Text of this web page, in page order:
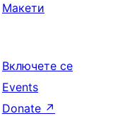
Макети
Включете се
Events
Donate ↗